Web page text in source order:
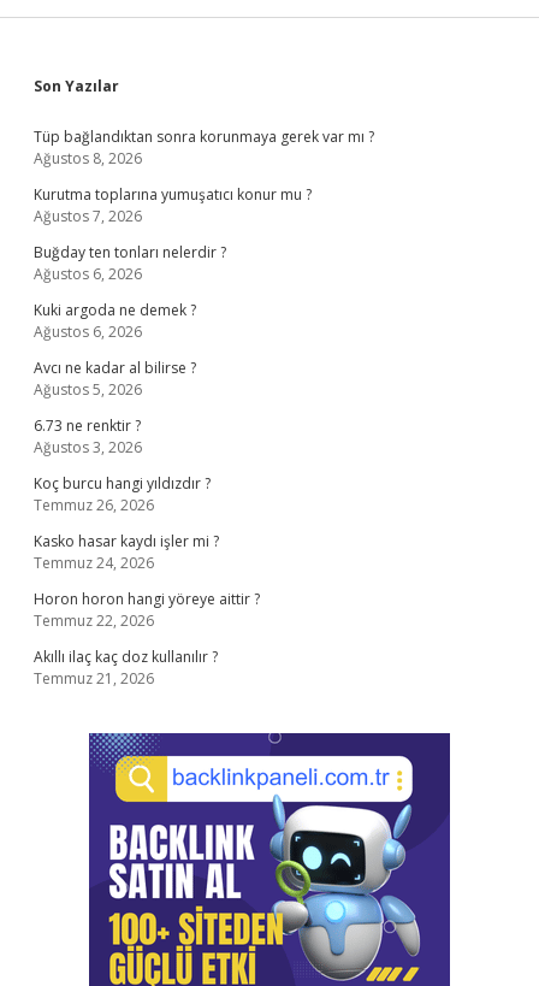
Sidebar
Son Yazılar
Tüp bağlandıktan sonra korunmaya gerek var mı ?
Ağustos 8, 2026
Kurutma toplarına yumuşatıcı konur mu ?
Ağustos 7, 2026
Buğday ten tonları nelerdir ?
Ağustos 6, 2026
Kuki argoda ne demek ?
Ağustos 6, 2026
Avcı ne kadar al bilirse ?
Ağustos 5, 2026
6.73 ne renktir ?
Ağustos 3, 2026
Koç burcu hangi yıldızdır ?
Temmuz 26, 2026
Kasko hasar kaydı işler mi ?
Temmuz 24, 2026
Horon horon hangi yöreye aittir ?
Temmuz 22, 2026
Akıllı ilaç kaç doz kullanılır ?
Temmuz 21, 2026